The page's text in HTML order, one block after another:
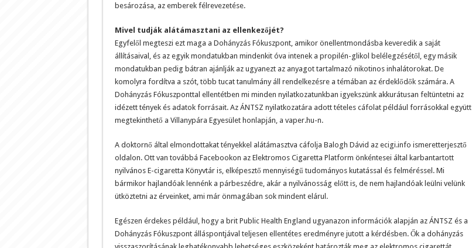
besározása, az emberek félrevezetése.
Mivel tudják alátámasztani az ellenkezőjét?
Egyfelől megteszi ezt maga a Dohányzás Fókuszpont, amikor önellentmondásba keveredik a saját
állításaival, és az egyik mondatukban mindenkit óva intenek a propilén-glikol belélegzésétől, egy másik
mondatukban pedig bátran ajánlják az ugyanezt az anyagot tartalmazó nikotinos inhalátorokat. De
komolyra fordítva a szót, több tucat tanulmány áll rendelkezésre a témában az érdeklődők számára. A
Dohányzás Fókuszponttal ellentétben mi minden nyilatkozatunkban igyekszünk akkurátusan feltüntetni az
idézett tények és adatok forrásait. Az ÁNTSZ nyilatkozatára adott tételes cáfolat például forrásokkal együtt
megtekinthető a Villanypára Egyesület honlapján, a vaper.hu-n.
A doktornő által elmondottakat tényekkel alátámasztva cáfolja Balogh Dávid az ecigi.info ismeretterjesztő
oldalon. Ott van továbbá Facebookon az Elektromos Cigaretta Platform önkéntesei által karbantartott
nyilvános E-cigaretta Könyvtár is, elképesztő mennyiségű tudományos kutatással és felméréssel. Mi
bármikor hajlandóak lennénk a párbeszédre, akár a nyilvánosság előtt is, de nem hajlandóak leülni velünk
ütköztetni az érveinket, ami már önmagában sok mindent elárul.
Egészen érdekes például, hogy a brit Public Health England ugyanazon információk alapján az ÁNTSZ és a
Dohányzás Fókuszpont álláspontjával teljesen ellentétes eredményre jutott a kérdésben. Ők a dohányzás